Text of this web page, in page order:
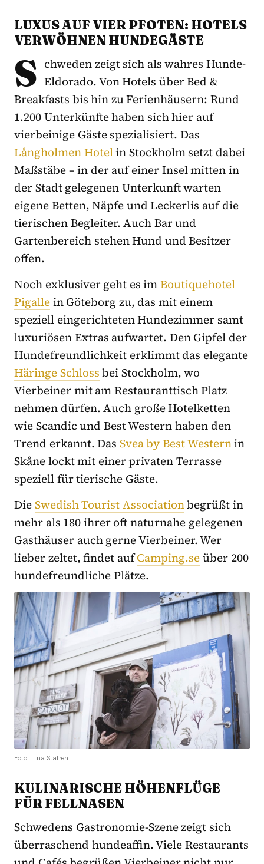
LUXUS AUF VIER PFOTEN: HOTELS
VERWÖHNEN HUNDEGÄSTE
S chweden zeigt sich als wahres Hunde-
Eldorado. Von Hotels über Bed &
Breakfasts bis hin zu Ferienhäusern: Rund
1.200 Unterkünfte haben sich hier auf
vierbeinige Gäste spezialisiert. Das
Långholmen Hotelin Stockholm setzt dabei
Maßstäbe – in der auf einer Insel mitten in
der Stadt gelegenen Unterkunft warten
eigene Betten, Näpfe und Leckerlis auf die
tierischen Begleiter. Auch Bar und
Gartenbereich stehen Hund und Besitzer
offen.
Noch exklusiver geht es imBoutiquehotel
Pigallein Göteborg zu, das mit einem
speziell eingerichteten Hundezimmer samt
luxuriösen Extras aufwartet. Den Gipfel der
Hundefreundlichkeit erklimmt das elegante
Häringe Schlossbei Stockholm, wo
Vierbeiner mit am Restauranttisch Platz
nehmen dürfen. Auch große Hotelketten
wie Scandic und Best Western haben den
Trend erkannt. Das Svea by Best Westernin
Skåne lockt mit einer privaten Terrasse
speziell für tierische Gäste.
DieSwedish Tourist Associationbegrüßt in
mehr als 180 ihrer oft naturnahe gelegenen
Gasthäuser auch gerne Vierbeiner. Wer
lieber zeltet, findet aufCamping.seüber 200
hundefreundliche Plätze.
Foto: Tina Stafren
KULINARISCHE HÖHENFLÜGE
FÜR FELLNASEN
Schwedens Gastronomie-Szene zeigt sich
überraschend hundeaffin. Viele Restaurants